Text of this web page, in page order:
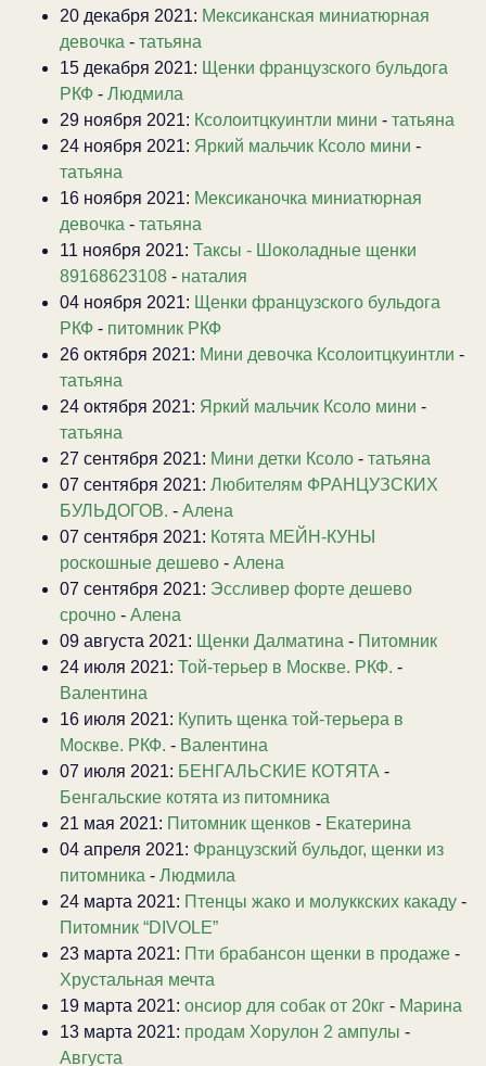
20 декабря 2021: Мексиканская миниатюрная
девочка - татьяна
15 декабря 2021: Щенки французского бульдога
РКФ - Людмила
29 ноября 2021: Ксолоитцкуинтли мини - татьяна
24 ноября 2021: Яркий мальчик Ксоло мини -
татьяна
16 ноября 2021: Мексиканочка миниатюрная
девочка - татьяна
11 ноября 2021: Таксы - Шоколадные щенки
89168623108 - наталия
04 ноября 2021: Щенки французского бульдога
РКФ - питомник РКФ
26 октября 2021: Мини девочка Ксолоитцкуинтли -
татьяна
24 октября 2021: Яркий мальчик Ксоло мини -
татьяна
27 сентября 2021: Мини детки Ксоло - татьяна
07 сентября 2021: Любителям ФРАНЦУЗСКИХ
БУЛЬДОГОВ. - Алена
07 сентября 2021: Котята МЕЙН-КУНЫ
роскошные дешево - Алена
07 сентября 2021: Эссливер форте дешево
срочно - Алена
09 августа 2021: Щенки Далматина - Питомник
24 июля 2021: Той-терьер в Москве. РКФ. -
Валентина
16 июля 2021: Купить щенка той-терьера в
Москве. РКФ. - Валентина
07 июля 2021: БЕНГАЛЬСКИЕ КОТЯТА -
Бенгальские котята из питомника
21 мая 2021: Питомник щенков - Екатерина
04 апреля 2021: Французский бульдог, щенки из
питомника - Людмила
24 марта 2021: Птенцы жако и молуккских какаду -
Питомник “DIVOLE”
23 марта 2021: Пти брабансон щенки в продаже -
Хрустальная мечта
19 марта 2021: онсиор для собак от 20кг - Марина
13 марта 2021: продам Хорулон 2 ампулы -
Августа